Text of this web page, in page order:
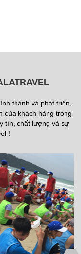
thành và phát triển,
của khách hàng trong
tín, chất lượng và sự
!